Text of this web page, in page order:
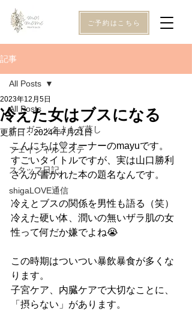
ご予約はこちら
記事
All Posts
オーガニックよもぎ蒸し
フェイシャルエステ
スタッフ日記
shigaLOVE通信
All Posts
冷えた女はブスになる
2023年12月5日
更新日：2024年7月21日
こんにちは💛オーナーのmayuです。
すごいタイトルですが、実は山口勝利
さんが書かれた本の題名なんです。
冷えとブスの関係を男性も語る（笑）
冷えた硬い体、潤いの無いザラ肌の女
性って何だか嫌でよね😭
この時期はついつい暴飲暴食が多くな
ります。
子宮ケア、内臓ケアで大切なことに、
「摂らない」があります。